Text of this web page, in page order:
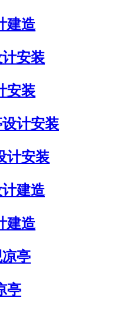
建造
安装
计安装
建造
亭